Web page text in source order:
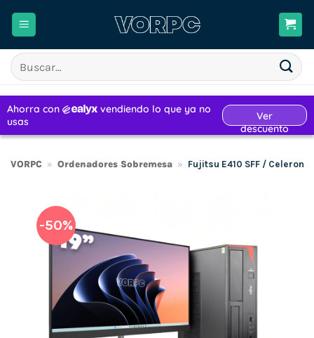
Buscar
por:
VORPC » Ordenadores Sobremesa » Fujitsu E410 SFF / Celeron-
-50%